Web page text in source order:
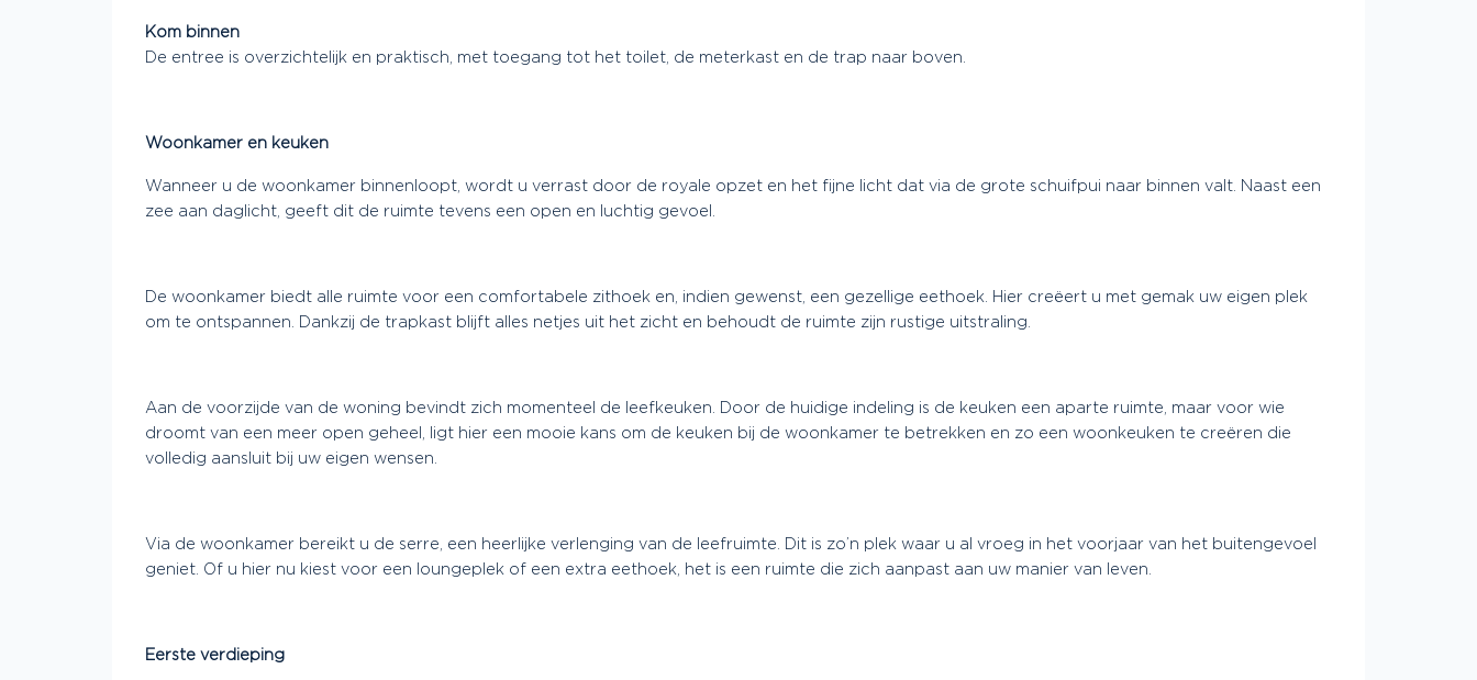
Kom binnen
De entree is overzichtelijk en praktisch, met toegang tot het toilet, de meterkast en de trap naar boven.
Woonkamer en keuken
Wanneer u de woonkamer binnenloopt, wordt u verrast door de royale opzet en het fijne licht dat via de grote schuifpui naar binnen valt. Naast een
zee aan daglicht, geeft dit de ruimte tevens een open en luchtig gevoel.
De woonkamer biedt alle ruimte voor een comfortabele zithoek en, indien gewenst, een gezellige eethoek. Hier creëert u met gemak uw eigen plek
om te ontspannen. Dankzij de trapkast blijft alles netjes uit het zicht en behoudt de ruimte zijn rustige uitstraling.
Aan de voorzijde van de woning bevindt zich momenteel de leefkeuken. Door de huidige indeling is de keuken een aparte ruimte, maar voor wie
droomt van een meer open geheel, ligt hier een mooie kans om de keuken bij de woonkamer te betrekken en zo een woonkeuken te creëren die
volledig aansluit bij uw eigen wensen.
Via de woonkamer bereikt u de serre, een heerlijke verlenging van de leefruimte. Dit is zo’n plek waar u al vroeg in het voorjaar van het buitengevoel
geniet. Of u hier nu kiest voor een loungeplek of een extra eethoek, het is een ruimte die zich aanpast aan uw manier van leven.
Eerste verdieping